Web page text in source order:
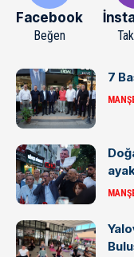
Facebook
Beğen
7